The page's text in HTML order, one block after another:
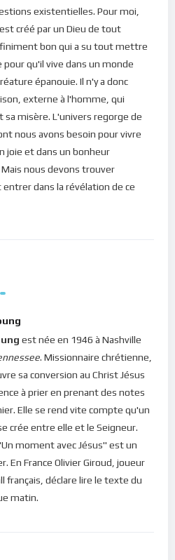
aux publications, veuillez
id=2 label=”S’abonner”
sur le site (afin d’être en mesure
et pour les publications,
existentielles. Pour moi,
créé par un Dieu de tout
bon qui a su tout mettre
pour qu'il vive dans un monde
épanouie. Il n'y a donc
externe à l'homme, qui
sa misère. L'univers regorge de
nous avons besoin pour vivre
joie et dans un bonheur
nous devons trouver
dans la révélation de ce
est née en 1946 à Nashville
. Missionnaire chrétienne,
sa conversion au Christ Jésus
à prier en prenant des notes
Elle se rend vite compte qu'un
crée entre elle et le Seigneur.
moment avec Jésus" est un
En France Olivier Giroud, joueur
français, déclare lire le texte du
matin.